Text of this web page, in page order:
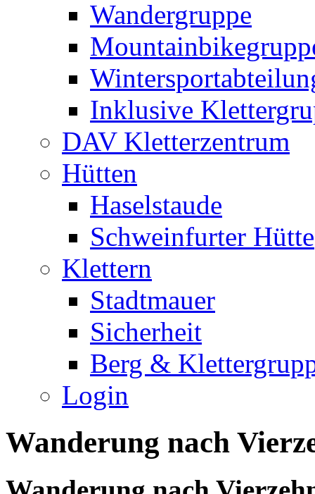
Wandergruppe
Inklusive
DAV Kletterzentrum
Hütten
Haselstaude
Schweinfurter Hütte
Klettern
Stadtmauer
Sicherheit
Berg &
Login
Wanderung nach